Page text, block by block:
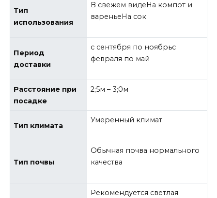
Тип
использования
В свежем видеНа компот и
вареньеНа сок
Период
доставки
с сентября по ноябрьс
февраля по май
Расстояние при
посадке
2;5м – 3;0м
Тип климата
Умеренный климат
Тип почвы
Обычная почва нормального
качества
Рекомендуется светлая